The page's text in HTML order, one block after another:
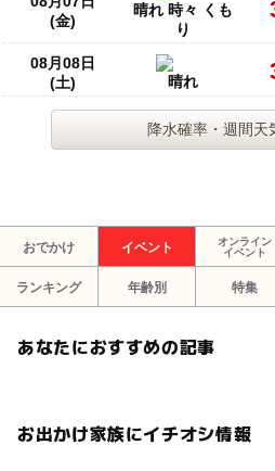
(金)
晴れ 時々 くも
り
08月08日
(土)
晴れ
降水確率・週間天
おでかけ イベント
オンライン
イベント
ランキング 年齢別 特集
あなたにおすすめの記事
お出かけ家族にイチオシ情報